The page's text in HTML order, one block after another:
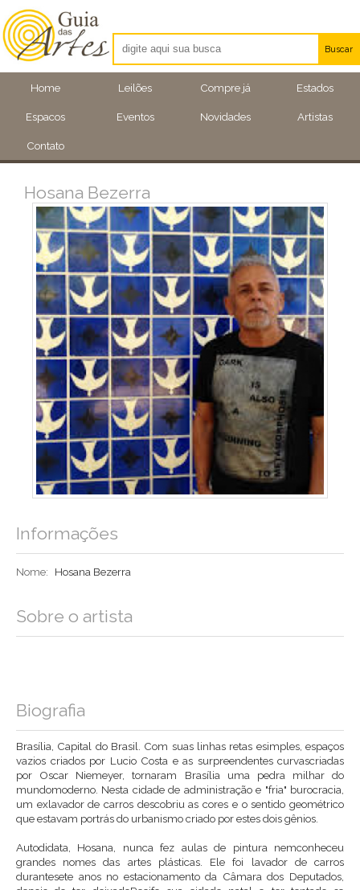
Home Leilões Compre já Estados
Espacos Eventos Novidades Artistas
Contato
Buscar
Artistas
Eventos
Hosana Bezerra
Informações
Nome: Hosana Bezerra
Sobre o artista
Biografia
Brasília, Capital do Brasil. Com suas linhas retas esimples, espaços
vazios criados por Lucio Costa e as surpreendentes curvascriadas
por Oscar Niemeyer, tornaram Brasília uma pedra milhar do
mundomoderno. Nesta cidade de administração e "fria" burocracia,
um exlavador de carros descobriu as cores e o sentido geométrico
que estavam portrás do urbanismo criado por estes dois gênios.
Autodidata, Hosana, nunca fez aulas de pintura nemconheceu
grandes nomes das artes plásticas. Ele foi lavador de carros
durantesete anos no estacionamento da Câmara dos Deputados,